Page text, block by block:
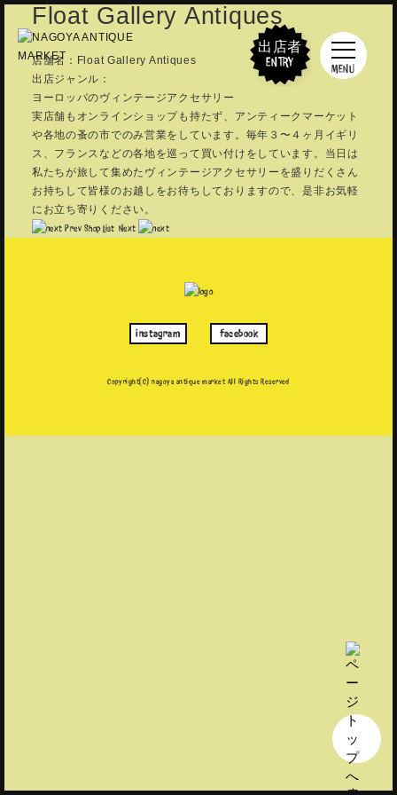
MENU
出店者
ENTRY
Float Gallery Antiques
店舗名：Float Gallery Antiques
出店ジャンル：
ヨーロッパのヴィンテージアクセサリー
実店舗もオンラインショップも持たず、アンティークマーケット
や各地の蚤の市でのみ営業をしています。毎年３〜４ヶ月イギリ
ス、フランスなどの各地を巡って買い付けをしています。当日は
私たちが旅して集めたヴィンテージアクセサリーを盛りだくさん
お持ちして皆様のお越しをお待ちしておりますので、是非お気軽
にお立ち寄りください。
Prev Shop List Next
instagram facebook
Copyright(C) nagoya antique market All Rights Reserved